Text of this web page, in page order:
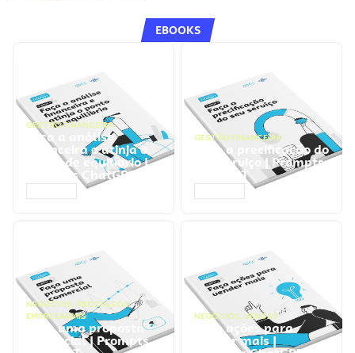
EBOOKS
GESTÃO FINANCEIRA
Faça a análise
financeira e atinja o
ponto de equilíbrio |
Prompts ChatGPT
GESTÃO FINANCEIRA
Faça a precificação do
seu serviço | Prompts
ChatGPT
NEGÓCIOS, PROCESSOS
EMPRESARIAIS
Faça uma proposta
comercial | Prompts
NEGÓCIOS, VENDAS
Faça ações para
vender mais |